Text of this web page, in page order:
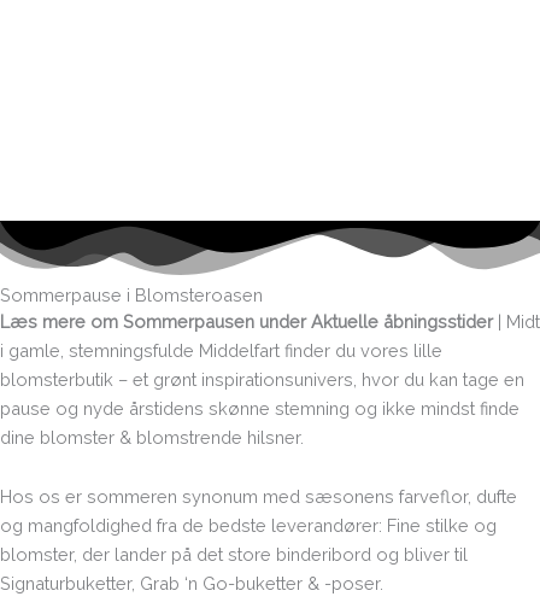
Sommerpause i Blomsteroasen
Læs mere om Sommerpausen under Aktuelle åbningsstider| Midt
i gamle, stemningsfulde Middelfart finder du vores lille
blomsterbutik – et grønt inspirationsunivers, hvor du kan tage en
pause og nyde årstidens skønne stemning og ikke mindst finde
dine blomster & blomstrende hilsner.
Hos os er sommeren synonum med sæsonens farveflor, dufte
og mangfoldighed fra de bedste leverandører: Fine stilke og
blomster, der lander på det store binderibord og bliver til
Signaturbuketter, Grab ‘n Go-buketter & -poser.